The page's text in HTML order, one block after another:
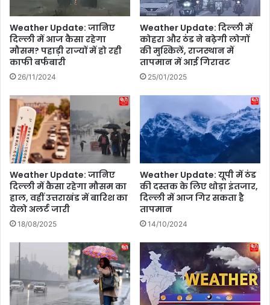
के
लि
ए
ल
फ्री
एं
ट्री
वि
धा
अ
भ
य
व
औ
र
शा
थ
डा
नी
की
के
मि
स्ट्री
ने
न
,
Weather Update: जानिए
दिल्ली में आज कैसा रहेगा
मौसम? पहाड़ी राज्यों में हो रही
काफी बर्फबारी
26/11/2024
Weather Update: दिल्ली में
कोहरा और ठंड ने बढ़ेगी लोगों
की मुश्किलें, राजस्थान में
तापमान में आई गिरावट
25/01/2025
Weather Update: जानिए
दिल्ली में कैसा रहेगा मौसम का
हाल, वहीं उत्तराखंड में बारिश का
येलो अलर्ट जारी
18/08/2025
Weather Update: यूपी में ठंड
की दस्तक के लिए थोड़ा इंतजार,
दिल्ली में आज गिर सकता है
तापमान
14/10/2024